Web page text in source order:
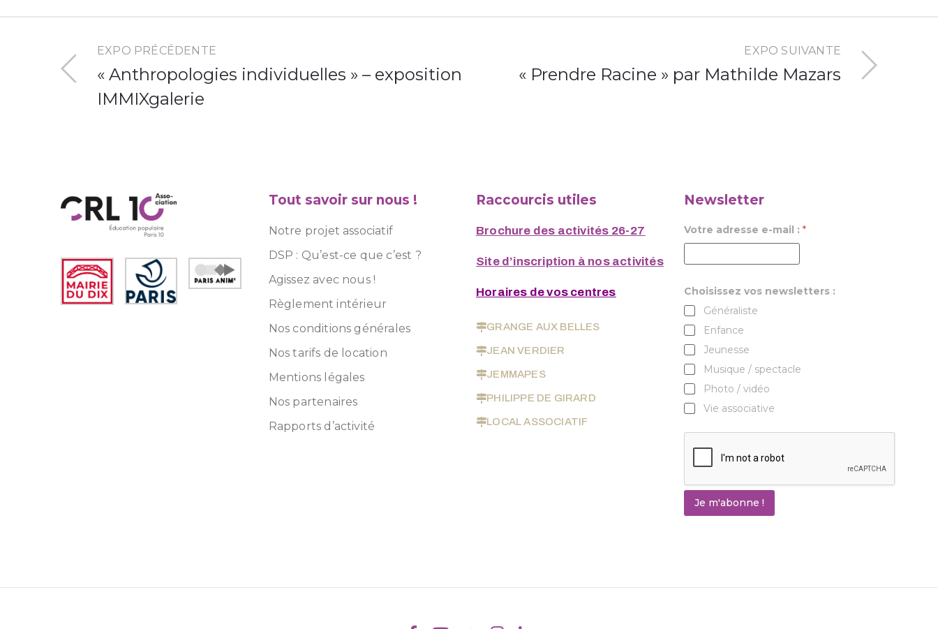
EXPO PRÉCÉDENTE
« Anthropologies individuelles » – exposition
IMMIXgalerie
EXPO SUIVANTE
« Prendre Racine » par Mathilde Mazars
Tout savoir sur nous !
Notre projet associatif
DSP : Qu’est-ce que c’est ?
Agissez avec nous !
Règlement intérieur
Nos conditions générales
Nos tarifs de location
Mentions légales
Nos partenaires
Rapports d’activité
Raccourcis utiles
Brochure des activités 26-27
Site d’inscription à nos activités
Horaires de vos centres
GRANGE AUX BELLES
JEAN VERDIER
JEMMAPES
PHILIPPE DE GIRARD
LOCAL ASSOCIATIF
Newsletter
Votre adresse e-mail : *
Choisissez vos newsletters :
Généraliste
Enfance
Jeunesse
Musique / spectacle
Photo / vidéo
Vie associative
Je m'abonne !